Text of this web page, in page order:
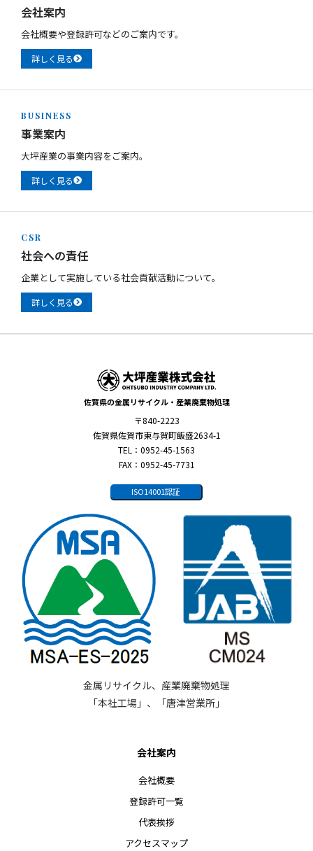
会社案内
会社概要や登録許可などのご案内です。
詳しく見る
BUSINESS
事業案内
大坪産業の事業内容をご案内。
詳しく見る
CSR
社会への責任
企業として実施している社会貢献活動について。
詳しく見る
佐賀県の金属リサイクル・産業廃棄物処理
〒840-2223
佐賀県佐賀市東与賀町飯盛2634-1
TEL：0952-45-1563
FAX：0952-45-7731
ISO14001認証
金属リサイクル、産業廃棄物処理
「本社工場」、「唐津営業所」
会社案内
会社概要
登録許可一覧
代表挨拶
アクセスマップ